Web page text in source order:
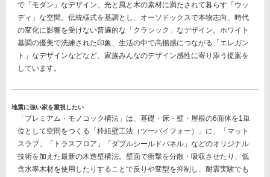
で「モダン」なデザイン。光と風と木の素材に満たされて暮らす「ウッ
ディ」な空間。伝統様式を基調とし、オーソドックスで本物志向、時代
の変化に影響を受けない普遍的な「クラシック」なデザイン。ホワイト
基調の優美で洗練された印象、生活の中で高揚感につながる「エレガン
ト」なデザインなどなど、 家族みんなのデザイン感性に寄り添う提案を
しています。
地震に強い家を重視したい
「プレミアム・モノコック構法」 は、基礎・床・壁・屋根の6面体を1単
位として空間をつくる「枠組壁工法（ツーバイフォー）」に、「マット
スラブ」「トラスフロア」「ダブルシールドパネル」などのオリジナル
技術を加えた最新の木造壁構法。壁面で衝撃を分散・吸収させたり、低
含水率木材を使用したりすることで反りや変型を抑制し、耐震実験でも